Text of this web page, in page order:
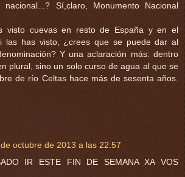
nacional...? Sí,claro, Monumento Nacional
visto cuevas en resto de España y en el
las has visto, ¿crees que se puede dar al
Y una aclaración más: dentro
plural, sino un solo curso de agua al que se
de río Celtas hace más de sesenta años.
octubre de 2013 a las 22:57
IR ESTE FIN DE SEMANA XA VOS